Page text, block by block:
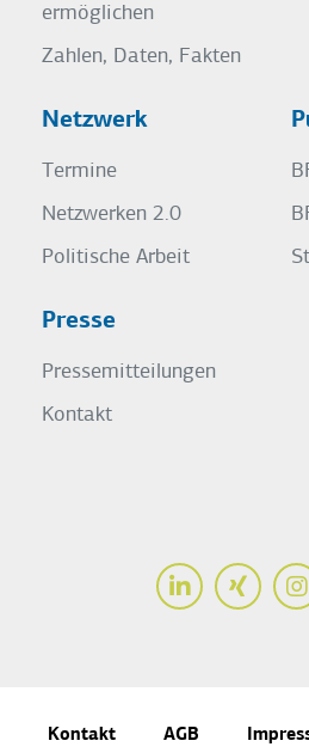
ermöglichen
Zahlen, Daten, Fakten
Netzwerk
Termine
Netzwerken 2.0
Politische Arbeit
Presse
Pressemitteilungen
Kontakt
LinkedInXing
Kontakt AGB